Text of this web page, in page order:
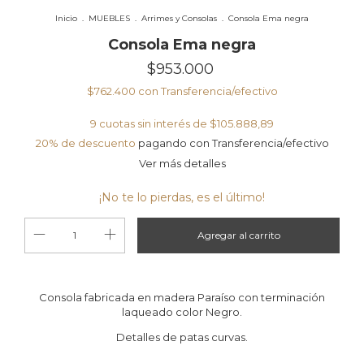
Inicio . MUEBLES . Arrimes y Consolas . Consola Ema negra
Consola Ema negra
$953.000
$762.400 con Transferencia/efectivo
9 cuotas sin interés de $105.888,89
20% de descuento pagando con Transferencia/efectivo
Ver más detalles
¡No te lo pierdas, es el último!
Consola fabricada en madera Paraíso con terminación
laqueado color Negro.
Detalles de patas curvas.